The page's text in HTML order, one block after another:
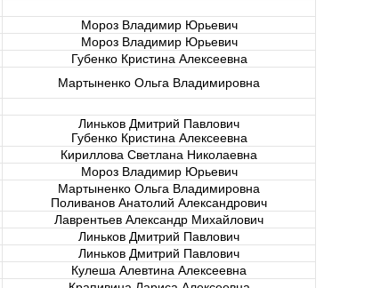
Мороз Владимир Юрьевич
Мороз Владимир Юрьевич
Губенко Кристина Алексеевна
Мартыненко Ольга Владимировна
Линьков Дмитрий Павлович
Губенко Кристина Алексеевна
Кириллова Светлана Николаевна
Мороз Владимир Юрьевич
Мартыненко Ольга Владимировна
Поливанов Анатолий Александрович
Лаврентьев Александр Михайлович
Линьков Дмитрий Павлович
Линьков Дмитрий Павлович
Кулеша Алевтина Алексеевна